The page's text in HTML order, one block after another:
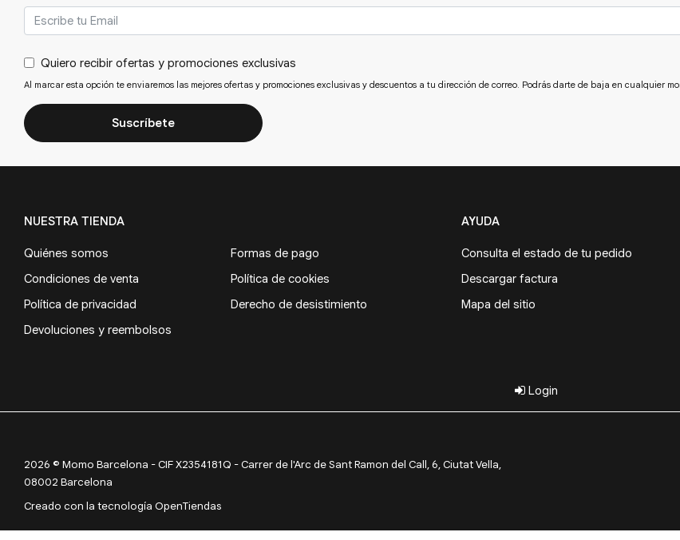
Quiero recibir ofertas y promociones exclusivas
Al marcar esta opción te enviaremos las mejores ofertas y promociones exclusivas y descuentos a tu dirección de correo. Podrás darte de baja en cualquier
Suscríbete
NUESTRA TIENDA
Quiénes somos
Formas de pago
Condiciones de venta
Política de cookies
Política de privacidad
Derecho de desistimiento
Devoluciones y reembolsos
AYUDA
Consulta el estado de tu pedido
Descargar factura
Mapa del sitio
Login
2026 © Momo Barcelona - CIF X2354181Q - Carrer de l'Arc de Sant Ramon del Call, 6, Ciutat Vella,
08002 Barcelona
Creado con la tecnología OpenTiendas